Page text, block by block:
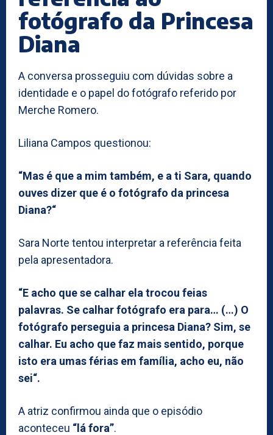
fotógrafo da Princesa
Diana
A conversa prosseguiu com dúvidas sobre a
identidade e o papel do fotógrafo referido por
Merche Romero.
Liliana Campos questionou:
“Mas é que a mim também, e a ti Sara, quando
ouves dizer que é o fotógrafo da princesa
Diana?“
Sara Norte tentou interpretar a referência feita
pela apresentadora.
“E acho que se calhar ela trocou feias
palavras. Se calhar fotógrafo era para… (…) O
fotógrafo perseguia a princesa Diana? Sim, se
calhar. Eu acho que faz mais sentido, porque
isto era umas férias em família, acho eu, não
sei“.
A atriz confirmou ainda que o episódio
aconteceu “lá fora”.